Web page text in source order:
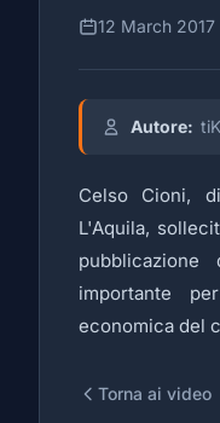
12 March 2017
Autore:
Celso Cioni,
L'Aquila,
importante
economica del
Torna ai video